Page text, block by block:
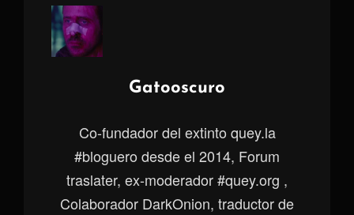
Autor:
Gatooscuro
Co-fundador del extinto quey.la
#bloguero desde el 2014, Forum
traslater, ex-moderador #quey.org ,
Colaborador DarkOnion, traductor de